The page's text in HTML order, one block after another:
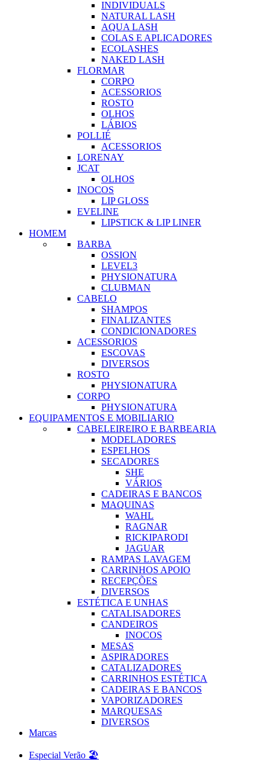
INDIVIDUALS
NATURAL LASH
AQUA LASH
COLAS E APLICADORES
ECOLASHES
NAKED LASH
FLORMAR
CORPO
ACESSORIOS
ROSTO
OLHOS
LÁBIOS
POLLIÉ
ACESSORIOS
LORENAY
JCAT
OLHOS
INOCOS
LIP GLOSS
EVELINE
LIPSTICK & LIP LINER
HOMEM
BARBA
OSSION
LEVEL3
PHYSIONATURA
CLUBMAN
CABELO
SHAMPOS
FINALIZANTES
CONDICIONADORES
ACESSORIOS
ESCOVAS
DIVERSOS
ROSTO
PHYSIONATURA
CORPO
PHYSIONATURA
EQUIPAMENTOS E MOBILIARIO
CABELEIREIRO E BARBEARIA
MODELADORES
ESPELHOS
SECADORES
SHE
VÁRIOS
CADEIRAS E BANCOS
MAQUINAS
WAHL
RAGNAR
RICKIPARODI
JAGUAR
RAMPAS LAVAGEM
CARRINHOS APOIO
RECEPÇÕES
DIVERSOS
ESTÉTICA E UNHAS
CATALISADORES
CANDEIROS
INOCOS
MESAS
ASPIRADORES
CATALIZADORES
CARRINHOS ESTÉTICA
CADEIRAS E BANCOS
VAPORIZADORES
MARQUESAS
DIVERSOS
Marcas
Especial Verão 🏖️